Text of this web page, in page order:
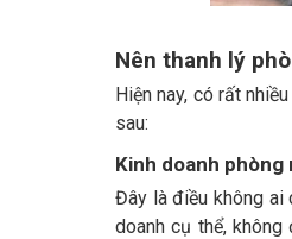
Nên thanh lý
Hiện nay, có rất
sau:
Kinh doanh
Đây là điều không ai
doanh cụ thể,